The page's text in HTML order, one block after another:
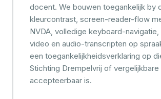
docent. We bouwen toegankelijk by
kleurcontrast, screen-reader-flow
NVDA, volledige keyboard-
video en audio-transcripten op
een toegankelijkheidsverklaring op
Stichting Drempelvrij of
accepteerbaar is.